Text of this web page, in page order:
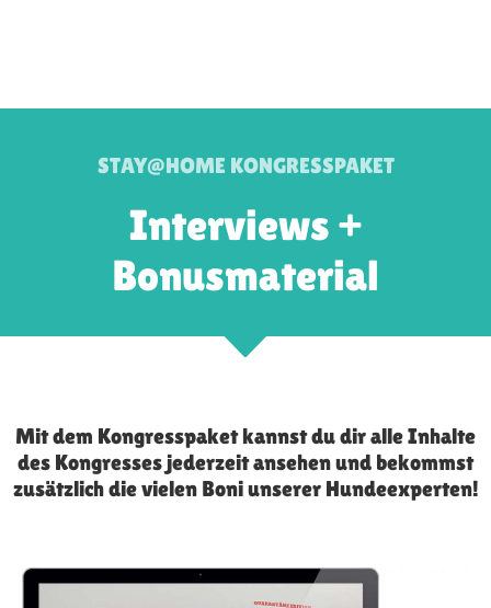
STAY@HOME KONGRESSPAKET
Interviews +
Bonusmaterial
Mit dem Kongresspaket kannst du dir alle Inhalte
des Kongresses jederzeit ansehen und bekommst
zusätzlich die vielen Boni unserer Hundeexperten!